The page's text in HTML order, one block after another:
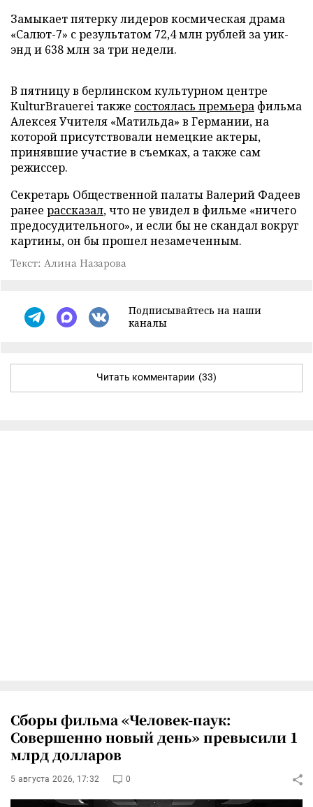
Замыкает пятерку лидеров космическая драма
«Салют-7» с результатом 72,4 млн рублей за уик-
энд и 638 млн за три недели.
В пятницу в берлинском культурном центре
KulturBrauerei также состоялась премьера фильма
Алексея Учителя «Матильда» в Германии, на
которой присутствовали немецкие актеры,
принявшие участие в съемках, а также сам
режиссер.
Секретарь Общественной палаты Валерий Фадеев
ранее рассказал, что не увидел в фильме «ничего
предосудительного», и если бы не скандал вокруг
картины, он бы прошел незамеченным.
Текст: Алина Назарова
Подписывайтесь на наши
каналы
Читать комментарии (33)
Сборы фильма «Человек-паук:
Совершенно новый день» превысили 1
млрд долларов
5 августа 2026, 17:32 0